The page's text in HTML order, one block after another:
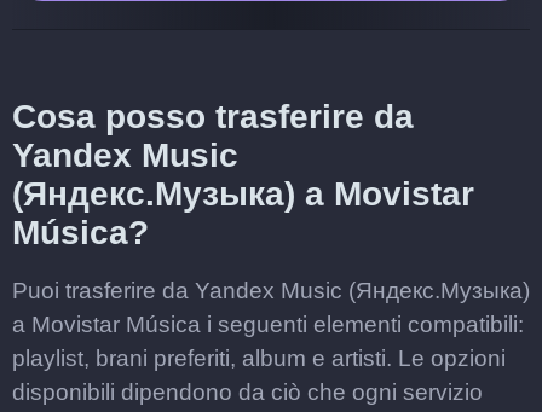
Cosa posso trasferire da
Yandex Music
(Яндекс.Музыка) a Movistar
Música?
Puoi trasferire da Yandex Music (Яндекс.Музыка)
a Movistar Música i seguenti elementi compatibili:
playlist, brani preferiti, album e artisti. Le opzioni
disponibili dipendono da ciò che ogni servizio